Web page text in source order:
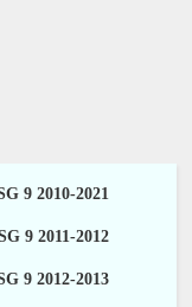
9 2010-2021
9 2011-2012
9 2012-2013